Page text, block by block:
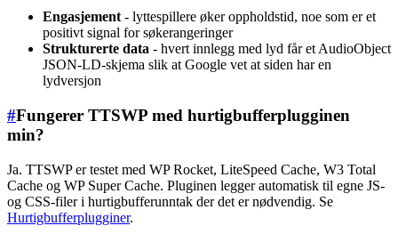
Engasjement - lyttespillere øker oppholdstid, noe som er et
positivt signal for søkerangeringer
Strukturerte data - hvert innlegg med lyd får et AudioObject
JSON-LD-skjema slik at Google vet at siden har en
lydversjon
#Fungerer TTSWP med hurtigbufferplugginen
min?
Ja. TTSWP er testet med WP Rocket, LiteSpeed Cache, W3 Total
Cache og WP Super Cache. Pluginen legger automatisk til egne JS-
og CSS-filer i hurtigbufferunntak der det er nødvendig. Se
Hurtigbufferplugginer.